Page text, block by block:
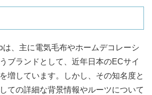
、主に電気毛布やホームデコレーシ
ブランドとして、近年日本のECサイ
増しています。しかし、その知名度と
ての詳細な背景情報やルーツについて